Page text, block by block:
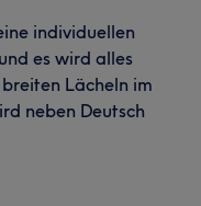
individuellen
es wird alles
Lächeln im
neben Deutsch